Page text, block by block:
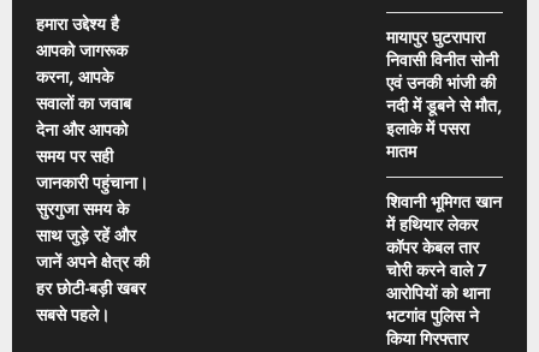
हमारा उद्देश्य है
आपको जागरूक
करना, आपके
सवालों का जवाब
देना और आपको
समय पर सही
जानकारी पहुंचाना।
सुरगुजा समय के
साथ जुड़े रहें और
जानें अपने क्षेत्र की
हर छोटी-बड़ी खबर
सबसे पहले।
मायापुर घुटरापारा
निवासी विनीत सोनी
एवं उनकी भांजी की
नदी में डूबने से मौत,
इलाके में पसरा
मातम
शिवानी भूमिगत खान
में हथियार लेकर
कॉपर केबल तार
चोरी करने वाले 7
आरोपियों को थाना
भटगांव पुलिस ने
किया गिरफ्तार